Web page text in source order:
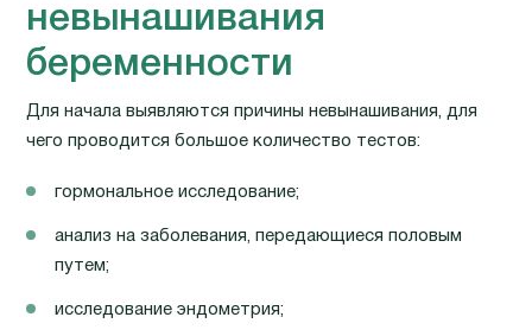
невынашивания
беременности
Для начала выявляются причины невынашивания, для
чего проводится большое количество тестов:
гормональное исследование;
анализ на заболевания, передающиеся половым
путем;
исследование эндометрия;